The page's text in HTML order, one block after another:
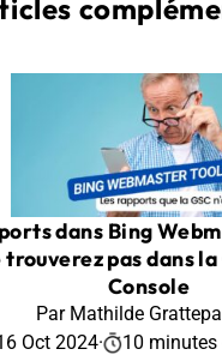
dans Bing
trouverez pas dans
Console
Par Mathilde
Oct 2024· 10 minutes